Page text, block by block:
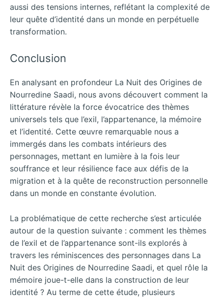
aussi des tensions internes, reflétant la complexité de
leur quête d’identité dans un monde en perpétuelle
transformation.
Conclusion
En analysant en profondeur La Nuit des Origines de
Nourredine Saadi, nous avons découvert comment la
littérature révèle la force évocatrice des thèmes
universels tels que l’exil, l’appartenance, la mémoire
et l’identité. Cette œuvre remarquable nous a
immergés dans les combats intérieurs des
personnages, mettant en lumière à la fois leur
souffrance et leur résilience face aux défis de la
migration et à la quête de reconstruction personnelle
dans un monde en constante évolution.
La problématique de cette recherche s’est articulée
autour de la question suivante : comment les thèmes
de l’exil et de l’appartenance sont-ils explorés à
travers les réminiscences des personnages dans La
Nuit des Origines de Nourredine Saadi, et quel rôle la
mémoire joue-t-elle dans la construction de leur
identité ? Au terme de cette étude, plusieurs